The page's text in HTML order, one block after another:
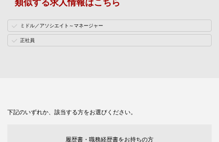
類似する求人情報はこちら
ミドル／アソシエイト～マネージャー
正社員
下記のいずれか、該当する方をお選びください。
履歴書・職務経歴書をお持ちの方